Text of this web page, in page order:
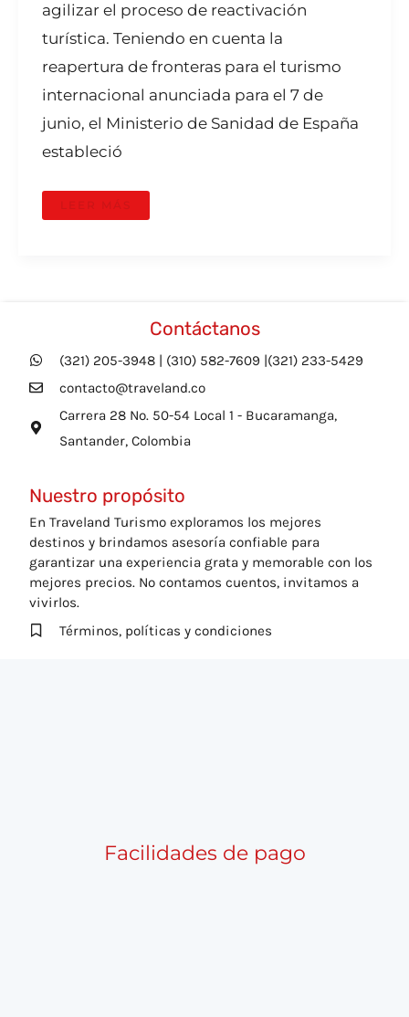
agilizar el proceso de reactivación
turística. Teniendo en cuenta la
reapertura de fronteras para el turismo
internacional anunciada para el 7 de
junio, el Ministerio de Sanidad de España
estableció
LEER MÁS
Contáctanos
(321) 205-3948 | (310) 582-7609 |(321) 233-5429
contacto@traveland.co
Carrera 28 No. 50-54 Local 1 - Bucaramanga,
Santander, Colombia
Nuestro propósito
En Traveland Turismo exploramos los mejores
destinos y brindamos asesoría confiable para
garantizar una experiencia grata y memorable con los
mejores precios. No contamos cuentos, invitamos a
vivirlos.
Términos, políticas y condiciones
Facilidades de pago